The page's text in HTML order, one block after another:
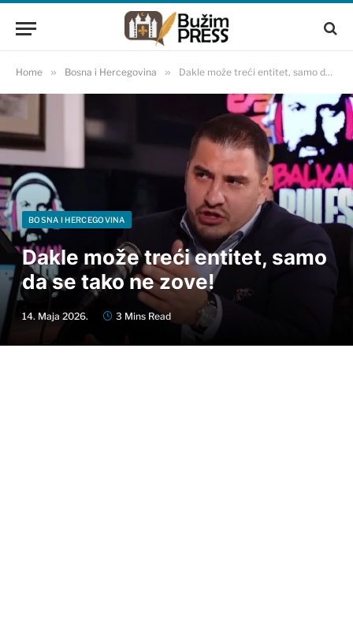
Home » Bosna i Hercegovina » Dakle može treći entitet, samo da se tako ne zove!
BOSNA I HERCEGOVINA
Dakle može treći entitet, samo
da se tako ne zove!
14. Maja 2026. 3 Mins Read